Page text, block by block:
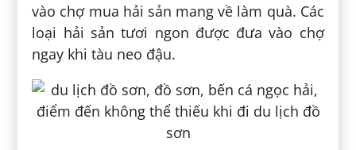
vào chợ mua hải sản mang về làm quà. Các
loại hải sản tươi ngon được đưa vào chợ
ngay khi tàu neo đậu.